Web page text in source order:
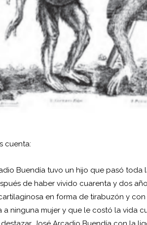
cuenta:
Buendía tuvo un hijo que pasó
de haber vivido cuarenta y dos
en forma de tirabuzón y
ninguna mujer y que le costó la vida